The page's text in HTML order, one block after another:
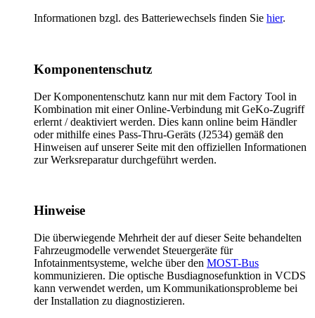
Informationen bzgl. des Batteriewechsels finden Sie hier.
Komponentenschutz
Der Komponentenschutz kann nur mit dem Factory Tool in
Kombination mit einer Online-Verbindung mit GeKo-Zugriff
erlernt / deaktiviert werden. Dies kann online beim Händler
oder mithilfe eines Pass-Thru-Geräts (J2534) gemäß den
Hinweisen auf unserer Seite mit den offiziellen Informationen
zur Werksreparatur durchgeführt werden.
Hinweise
Die überwiegende Mehrheit der auf dieser Seite behandelten
Fahrzeugmodelle verwendet Steuergeräte für
Infotainmentsysteme, welche über den MOST-Bus
kommunizieren. Die optische Busdiagnosefunktion in VCDS
kann verwendet werden, um Kommunikationsprobleme bei
der Installation zu diagnostizieren.